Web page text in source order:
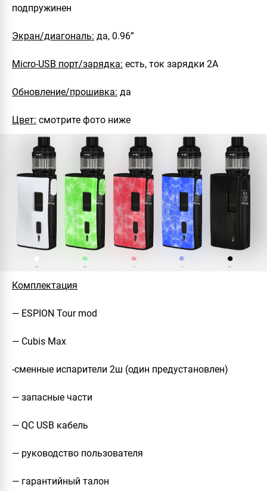
подпружинен
Экран/диагональ: да, 0.96”
Micro-USB порт/зарядка: есть, ток зарядки 2А
Обновление/прошивка: да
Цвет: смотрите фото ниже
Комплектация
— ESPION Tour mod
— Cubis Max
-сменные испарители 2ш (один предустановлен)
— запасные части
— QC USB кабель
— руководство пользователя
— гарантийный талон